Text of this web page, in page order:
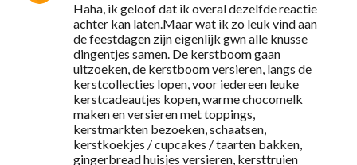
Haha, ik geloof dat ik overal dezelfde reactie
achter kan laten.Maar wat ik zo leuk vind aan
de feestdagen zijn eigenlijk gwn alle knusse
dingentjes samen. De kerstboom gaan
uitzoeken, de kerstboom versieren, langs de
kerstcollecties lopen, voor iedereen leuke
kerstcadeautjes kopen, warme chocomelk
maken en versieren met toppings,
kerstmarkten bezoeken, schaatsen,
kerstkoekjes / cupcakes / taarten bakken,
gingerbread huisjes versieren, kersttruien